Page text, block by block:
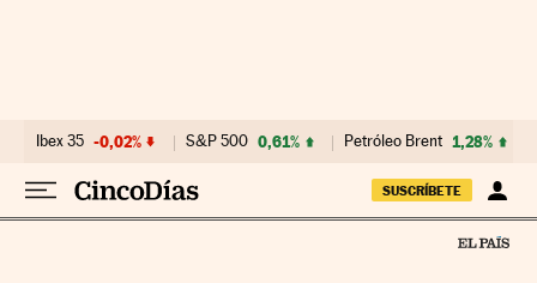
Ibex 35 -0,02% S&P 500 0,61% Petróleo Brent 1,28%
SUSCRÍBETE